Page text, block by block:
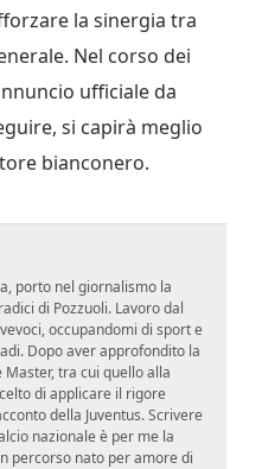
la sinergia tra
Nel corso dei
ufficiale da
si capirà meglio
bianconero.
porto nel giornalismo la
di Pozzuoli. Lavoro dal
occupandomi di sport e
Dopo aver approfondito la
tra cui quello alla
di applicare il rigore
della Juventus. Scrivere
nazionale è per me la
percorso nato per amore di